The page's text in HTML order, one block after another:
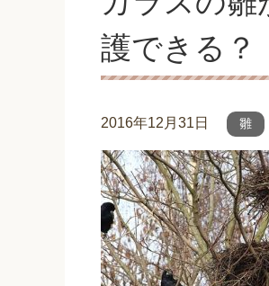
護できる？
2016年12月31日 雛